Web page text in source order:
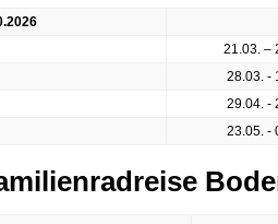
21.03. –
28.03. -
29.04. -
23.05. -